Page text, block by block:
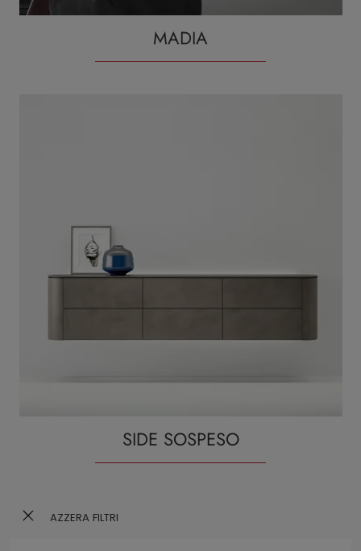
AZZERA FILTRI
MADIA
SIDE SOSPESO